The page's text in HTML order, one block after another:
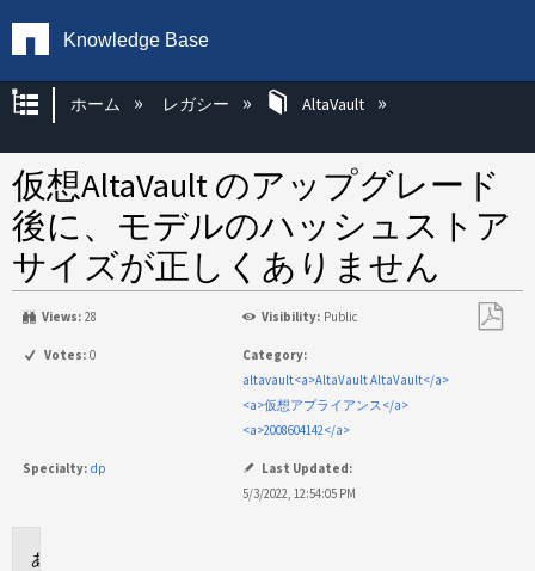
Knowledge Base
グローバル階層を展開/折りたたむ
ホーム レガシー AltaVault
仮想AltaVault のアップグレード
後に、モデルのハッシュストア
サイズが正しくありません
Views: 28 Visibility: Public
Votes: 0
Category:
altavault<a>AltaVault AltaVault</a>
<a>仮想アプライアンス</a>
<a>2008604142</a>
Specialty: dp
Last Updated:
5/3/2022, 12:54:05 PM